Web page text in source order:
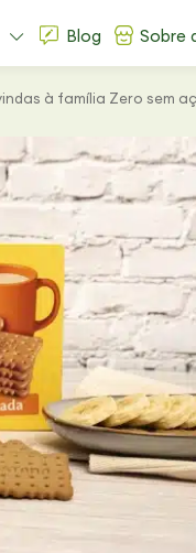
Blog Sobre
à família Zero sem